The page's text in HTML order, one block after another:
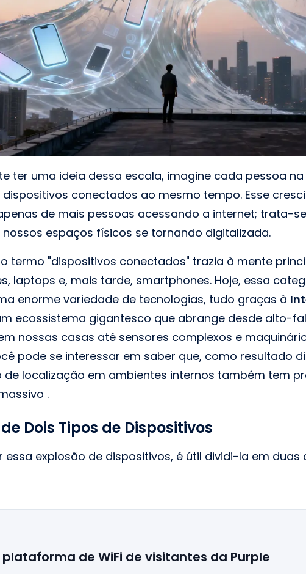
ter uma ideia dessa escala, imagine cada pessoa
conectados ao mesmo tempo. Esse
de mais pessoas acessando a internet; trata-
espaços físicos se tornando digitalizada.
termo "dispositivos conectados" trazia à mente
laptops e, mais tarde, smartphones. Hoje, essa
enorme variedade de tecnologias, tudo graças à
ecossistema gigantesco que abrange desde alto-
nossas casas até sensores complexos e
pode se interessar em saber que, como resultado
localização em ambientes internos também tem
.
Dois Tipos de Dispositivos
essa explosão de dispositivos, é útil dividi-la em duas
plataforma de WiFi de visitantes da Purple